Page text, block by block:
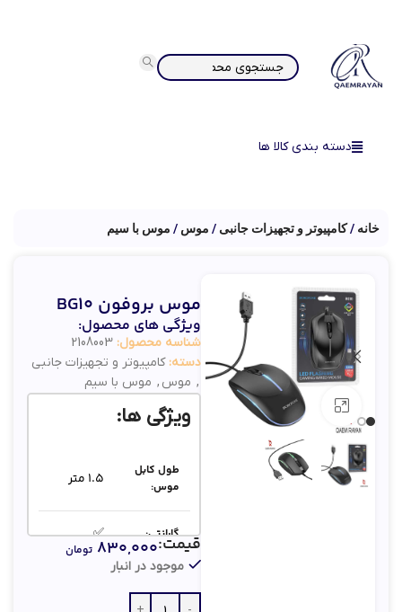
دسته بندی کالا ها
خانه کامپیوتر و تجهیزات جانبی موس موس با سیم
بزرگنمایی تصویر
موس بروفون BG10
ویژگی های محصول:
شناسه محصول: 2108003
دسته: کامپیوتر و تجهیزات جانبی
, موس , موس با سیم
ویژگی ها:
طول کابل
موس:
1.5 متر
گارانتی: ✅
موجود در انبار
قیمت:۸۳۰,۰۰۰ تومان